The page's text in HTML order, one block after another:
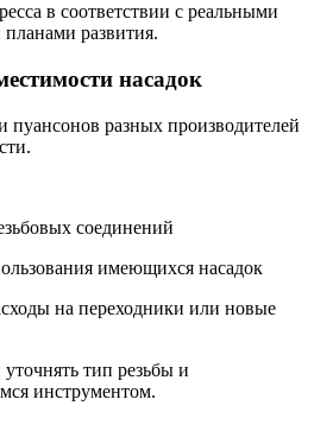
в соответствии с реальными
развития.
насадок
пуансонов разных производителей
соединений
имеющихся насадок
на переходники или новые
тип резьбы и
инструментом.